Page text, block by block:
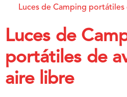
Luces de Camping
Luces de
portátiles de
aire libre